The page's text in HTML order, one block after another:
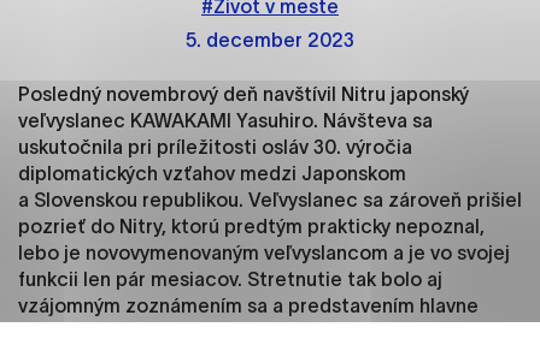
5. december 2023
#Život v meste
Posledný novembrový deň navštívil Nitru japonský
veľvyslanec KAWAKAMI Yasuhiro. Návšteva sa
uskutočnila pri príležitosti osláv 30. výročia
diplomatických vzťahov medzi Japonskom
a Slovenskou republikou. Veľvyslanec sa zároveň prišiel
pozrieť do Nitry, ktorú predtým prakticky nepoznal,
lebo je novovymenovaným veľvyslancom a je vo svojej
funkcii len pár mesiacov. Stretnutie tak bolo aj
vzájomným zoznámením sa a predstavením hlavne
ako je navigácia na stránke a prístup k
zabezpečeným oblastiam webovej stránky. Bez
fungovať.
Analytické cookies
Analytické cookies pomáhajú prevádzkovateľovi
stránok pochopiť, ako návštevníci stránok stránku
používajú, aby mohol stránky optimalizovať a
ponúknuť im lepšiu skúsenosť. Všetky dáta sa
zbierajú anonymne a nie je možné ich spojiť s
konkrétnou osobou.